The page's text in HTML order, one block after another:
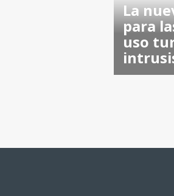
La
para
uso